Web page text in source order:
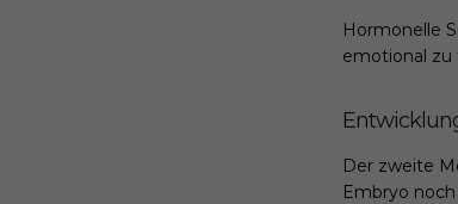
Hormonelle
emotional zu
Der zweite
Embryo